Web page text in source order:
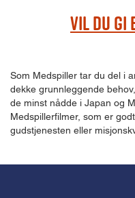
Vil du gi
Som Medspiller tar du del i
dekke grunnleggende
de minst nådde i Japan og
Medspillerfilmer, som er
gudstjenesten eller